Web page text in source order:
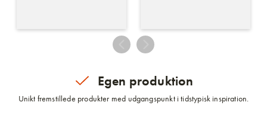
Egen produktion
Unikt fremstillede produkter med udgangspunkt i tidstypisk inspiration.